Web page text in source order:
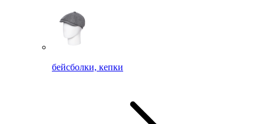
бейсболки, кепки